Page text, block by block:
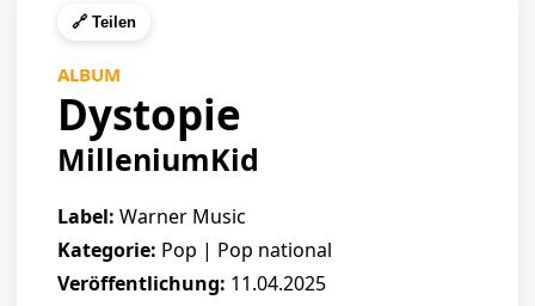
🔗 Teilen
ALBUM
Dystopie
MilleniumKid
Label: Warner Music
Kategorie: Pop | Pop national
Veröffentlichung: 11.04.2025